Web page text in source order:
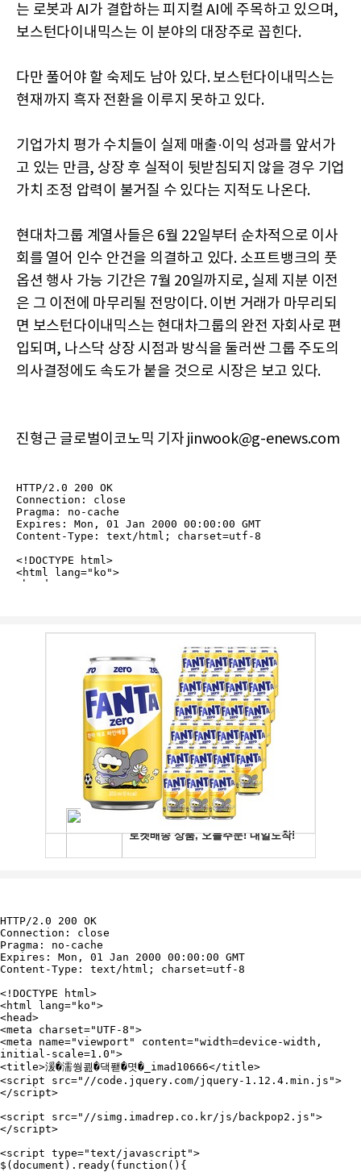
는 로봇과 AI가 결합하는 피지컬 AI에 주목하고 있으며,
보스턴다이내믹스는 이 분야의 대장주로 꼽힌다.
다만 풀어야 할 숙제도 남아 있다. 보스턴다이내믹스는
현재까지 흑자 전환을 이루지 못하고 있다.
기업가치 평가 수치들이 실제 매출·이익 성과를 앞서가
고 있는 만큼, 상장 후 실적이 뒷받침되지 않을 경우 기업
가치 조정 압력이 불거질 수 있다는 지적도 나온다.
현대차그룹 계열사들은 6월 22일부터 순차적으로 이사
회를 열어 인수 안건을 의결하고 있다. 소프트뱅크의 풋
옵션 행사 가능 기간은 7월 20일까지로, 실제 지분 이전
은 그 이전에 마무리될 전망이다. 이번 거래가 마무리되
면 보스턴다이내믹스는 현대차그룹의 완전 자회사로 편
입되며, 나스닥 상장 시점과 방식을 둘러싼 그룹 주도의
의사결정에도 속도가 붙을 것으로 시장은 보고 있다.
진형근 글로벌이코노믹 기자 jinwook@g-enews.com